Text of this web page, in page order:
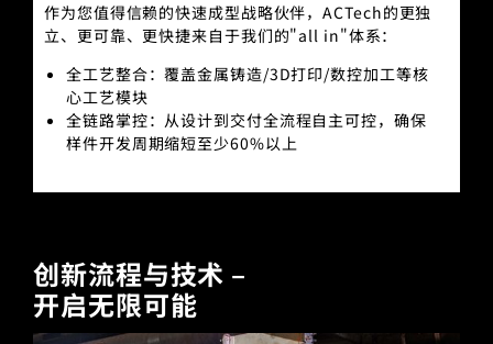
作为您值得信赖的‌快速成型战略伙伴‌，ACTech的更独
立、更可靠、更快捷来自于我们的"all in"体系：
全工艺整合‌：覆盖金属铸造/3D打印/数控加工等‌核
心工艺模块‌
全链路掌控‌：从设计到交付‌全流程自主可控‌，确保
样件开发周期缩短至少60%以上
创新流程与技术 –
开启无限可能